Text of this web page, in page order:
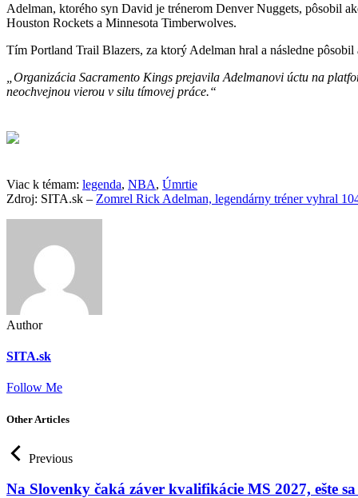
Adelman, ktorého syn David je trénerom Denver Nuggets, pôsobil
Houston Rockets a Minnesota Timberwolves.
Tím Portland Trail Blazers, za ktorý Adelman hral a následne
„Organizácia Sacramento Kings prejavila Adelmanovi úctu na
neochvejnou vierou v silu tímovej práce.“
Viac k témam: legenda, NBA, Úmrtie
Zdroj: SITA.sk – Zomrel Rick Adelman, legendárny tréner vyhral
Author
SITA.sk
Follow Me
Other Articles
Previous
Na Slovenky čaká záver kvalifikácie MS 2027, ešte